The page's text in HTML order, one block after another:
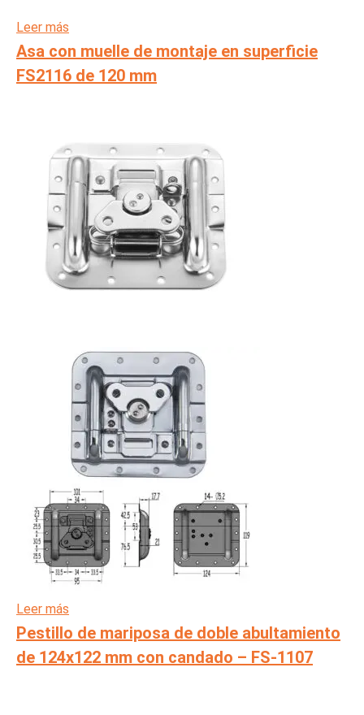
Leer más
Asa con muelle de montaje en superficie
FS2116 de 120 mm
Leer más
Pestillo de mariposa de doble abultamiento
de 124x122 mm con candado – FS-1107